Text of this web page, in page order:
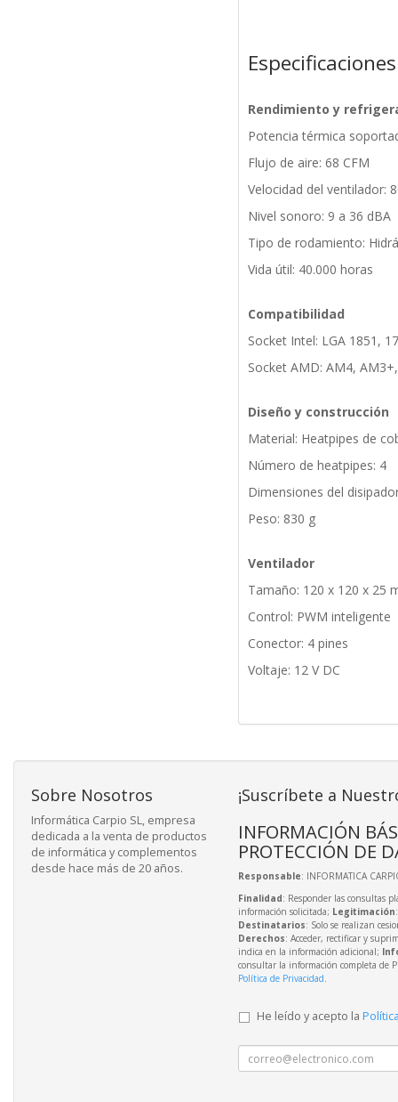
Especificaciones
Rendimiento y
Potencia térmica
Flujo de aire: 68 CFM
Velocidad del ventilador:
Nivel sonoro: 9 a 36 dBA
Tipo de rodamiento:
Vida útil: 40.000 horas
Compatibilidad
Socket Intel: LGA 1851,
Socket AMD: AM4,
Diseño y construcción
Material: Heatpipes de
Número de heatpipes: 4
Dimensiones del
Peso: 830 g
Ventilador
Tamaño: 120 x 120 x 25
Control: PWM inteligente
Conector: 4 pines
Voltaje: 12 V DC
Sobre Nosotros
Informática Carpio SL, empresa
dedicada a la venta de productos
de informática y complementos
desde hace más de 20 años.
¡Suscríbete a
INFORMACIÓN
PROTECCIÓN DE
Responsable: INFORMATICA
Finalidad: Responder las consultas
información solicitada; Legitimación
Destinatarios: Solo se realizan
Derechos: Acceder, rectificar y
indica en la información adicional;
consultar la información completa de
Política de Privacidad.
He leído y acepto la